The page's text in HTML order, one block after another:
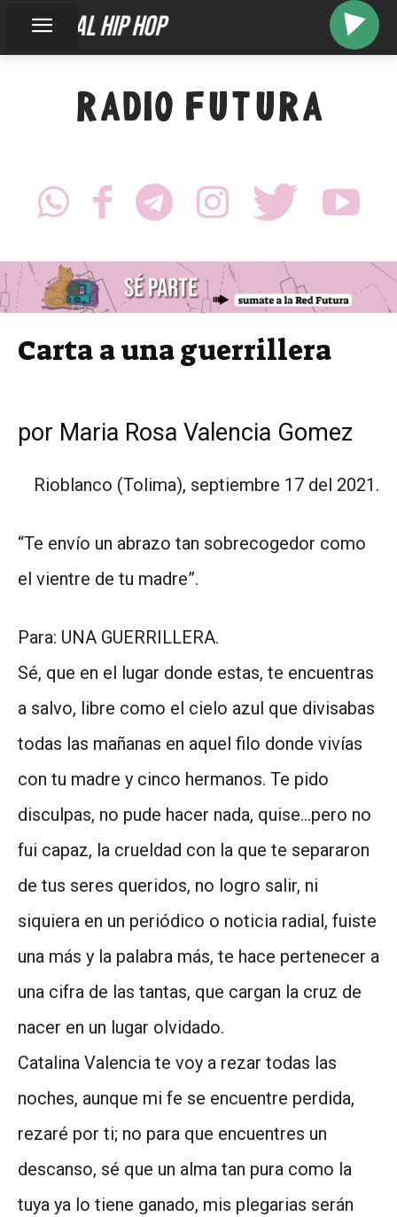
diagonal hip hop
RADIO FUTURA
Carta a una guerrillera
por Maria Rosa Valencia Gomez
Rioblanco (Tolima), septiembre 17 del 2021.
“Te envío un abrazo tan sobrecogedor como
el vientre de tu madre”.
Para: UNA GUERRILLERA.
Sé, que en el lugar donde estas, te encuentras
a salvo, libre como el cielo azul que divisabas
todas las mañanas en aquel filo donde vivías
con tu madre y cinco hermanos. Te pido
disculpas, no pude hacer nada, quise…pero no
fui capaz, la crueldad con la que te separaron
de tus seres queridos, no logro salir, ni
siquiera en un periódico o noticia radial, fuiste
una más y la palabra más, te hace pertenecer a
una cifra de las tantas, que cargan la cruz de
nacer en un lugar olvidado.
Catalina Valencia te voy a rezar todas las
noches, aunque mi fe se encuentre perdida,
rezaré por ti; no para que encuentres un
descanso, sé que un alma tan pura como la
tuya ya lo tiene ganado, mis plegarias serán